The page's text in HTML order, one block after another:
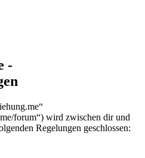
-
forum“) wird zwischen dir und
Regelungen geschlossen: